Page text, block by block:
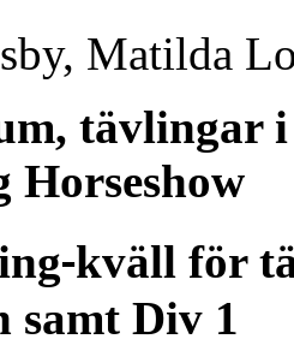
Matilda
tävlingar
Horseshow
‐kväll för
samt Div 1